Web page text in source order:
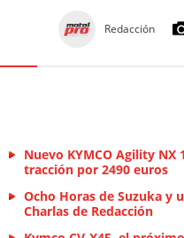
Redacción
Nuevo KYMCO Agility NX
tracción por 2490 euros
Ocho Horas de Suzuka y
Charlas de Redacción